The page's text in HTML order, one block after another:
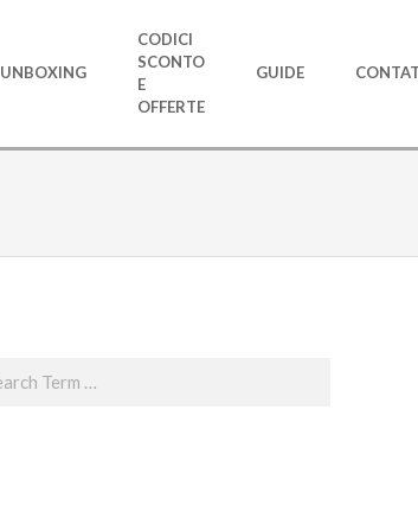
UNBOXING
CODICI
SCONTO
E
OFFERTE
GUIDE